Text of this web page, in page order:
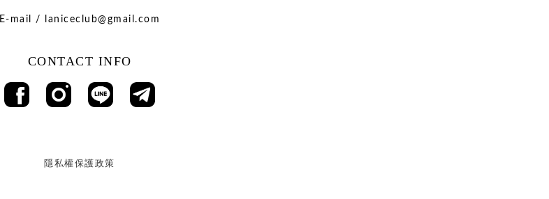
E-mail / laniceclub@gmail.com
CONTACT INFO
隱私權保護政策